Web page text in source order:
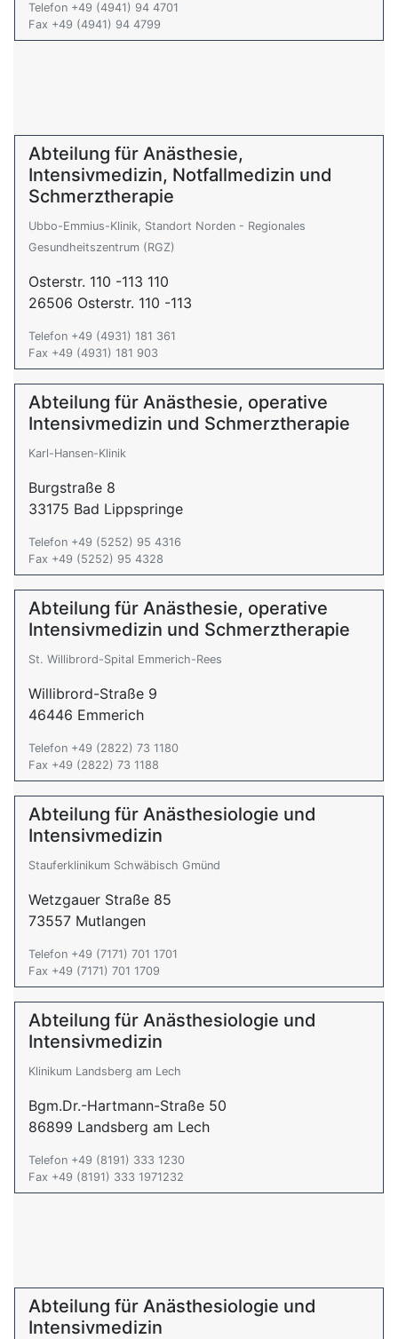
Telefon +49 (4941) 94 4701
Fax +49 (4941) 94 4799
Abteilung für Anästhesie,
Intensivmedizin, Notfallmedizin und
Schmerztherapie
Ubbo-Emmius-Klinik, Standort Norden - Regionales
Gesundheitszentrum (RGZ)
Osterstr. 110 -113 110
26506 Osterstr. 110 -113
Telefon +49 (4931) 181 361
Fax +49 (4931) 181 903
Abteilung für Anästhesie, operative
Intensivmedizin und Schmerztherapie
Karl-Hansen-Klinik
Burgstraße 8
33175 Bad Lippspringe
Telefon +49 (5252) 95 4316
Fax +49 (5252) 95 4328
Abteilung für Anästhesie, operative
Intensivmedizin und Schmerztherapie
St. Willibrord-Spital Emmerich-Rees
Willibrord-Straße 9
46446 Emmerich
Telefon +49 (2822) 73 1180
Fax +49 (2822) 73 1188
Abteilung für Anästhesiologie und
Intensivmedizin
Stauferklinikum Schwäbisch Gmünd
Wetzgauer Straße 85
73557 Mutlangen
Telefon +49 (7171) 701 1701
Fax +49 (7171) 701 1709
Abteilung für Anästhesiologie und
Intensivmedizin
Klinikum Landsberg am Lech
Bgm.Dr.-Hartmann-Straße 50
86899 Landsberg am Lech
Telefon +49 (8191) 333 1230
Fax +49 (8191) 333 1971232
Abteilung für Anästhesiologie und
Intensivmedizin